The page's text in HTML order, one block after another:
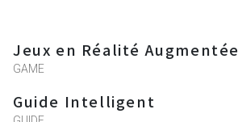
Jeux en Réalité Augmentée
GAME
Guide Intelligent